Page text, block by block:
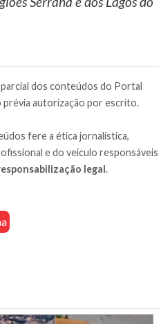
dos conteúdos do Portal
prévia autorização por escrito.
fere a ética jornalística,
e do veículo responsáveis
legal.